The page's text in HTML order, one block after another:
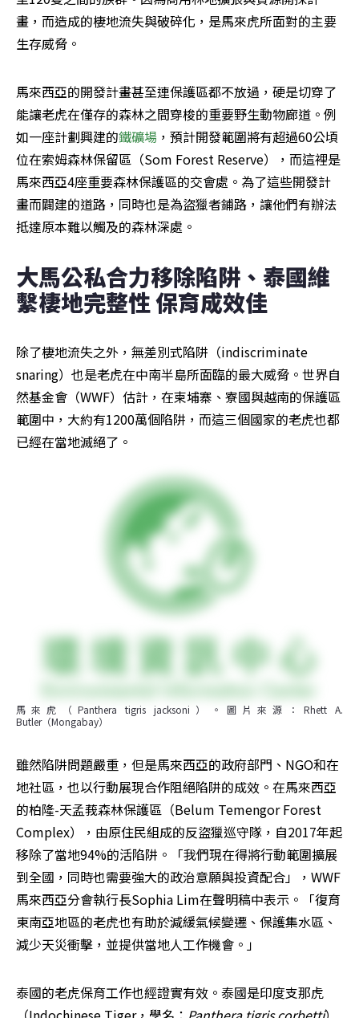
畫，而造成的棲地流失與破碎化，是馬來虎所面對的主要
生存威脅。
馬來西亞的開發計畫甚至連保護區都不放過，硬是切穿了
能讓老虎在僅存的森林之間穿梭的重要野生動物廊道。例
如一座計劃興建的鐵礦場 ，預計開發範圍將有超過60公頃
位在索姆森林保留區（Som Forest Reserve），而這裡是
馬來西亞4座重要森林保護區的交會處。為了這些開發計
畫而闢建的道路，同時也是為盜獵者鋪路，讓他們有辦法
抵達原本難以觸及的森林深處。
大馬公私合力移除陷阱、泰國維
繫棲地完整性 保育成效佳
除了棲地流失之外，無差別式陷阱（indiscriminate
snaring）也是老虎在中南半島所面臨的最大威脅。世界自
然基金會（WWF）估計，在柬埔寨、寮國與越南的保護區
範圍中，大約有1200萬個陷阱，而這三個國家的老虎也都
已經在當地滅絕了。
馬來虎（Panthera tigris jacksoni）。圖片來源：Rhett A.
Butler（Mongabay）
雖然陷阱問題嚴重，但是馬來西亞的政府部門、NGO和在
地社區，也以行動展現合作阻絕陷阱的成效。在馬來西亞
的柏隆-天孟莪森林保護區（Belum Temengor Forest
Complex），由原住民組成的反盜獵巡守隊，自2017年起
移除了當地94%的活陷阱。「我們現在得將行動範圍擴展
到全國，同時也需要強大的政治意願與投資配合」，WWF
馬來西亞分會執行長Sophia Lim在聲明稿中表示。「復育
東南亞地區的老虎也有助於減緩氣候變遷、保護集水區、
減少天災衝擊，並提供當地人工作機會。」
泰國的老虎保育工作也經證實有效。泰國是印度支那虎